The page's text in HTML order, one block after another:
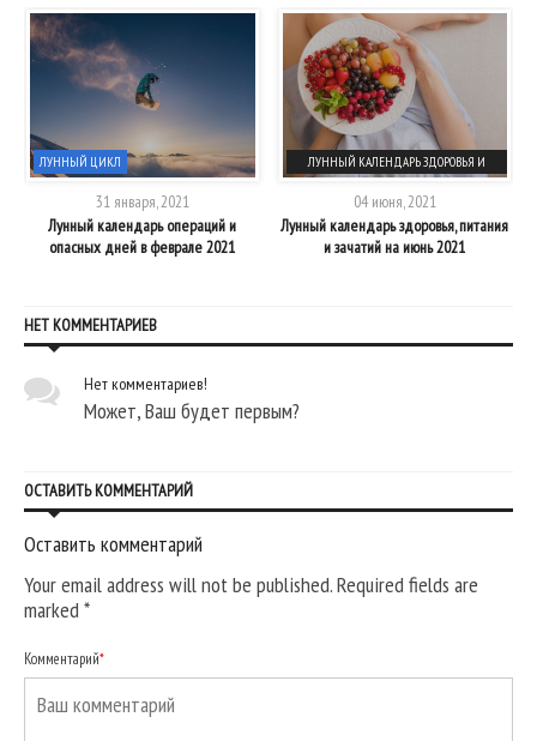
ЛУННЫЙ ЦИКЛ
31 января, 2021
Лунный календарь операций и
опасных дней в феврале 2021
ЛУННЫЙ КАЛЕНДАРЬ ЗДОРОВЬЯ И
04 июня, 2021
Лунный календарь здоровья, питания
и зачатий на июнь 2021
НЕТ КОММЕНТАРИЕВ
Нет комментариев!
Может, Ваш будет первым?
ОСТАВИТЬ КОММЕНТАРИЙ
Оставить комментарий
Your email address will not be published. Required fields are
marked*
Комментарий*